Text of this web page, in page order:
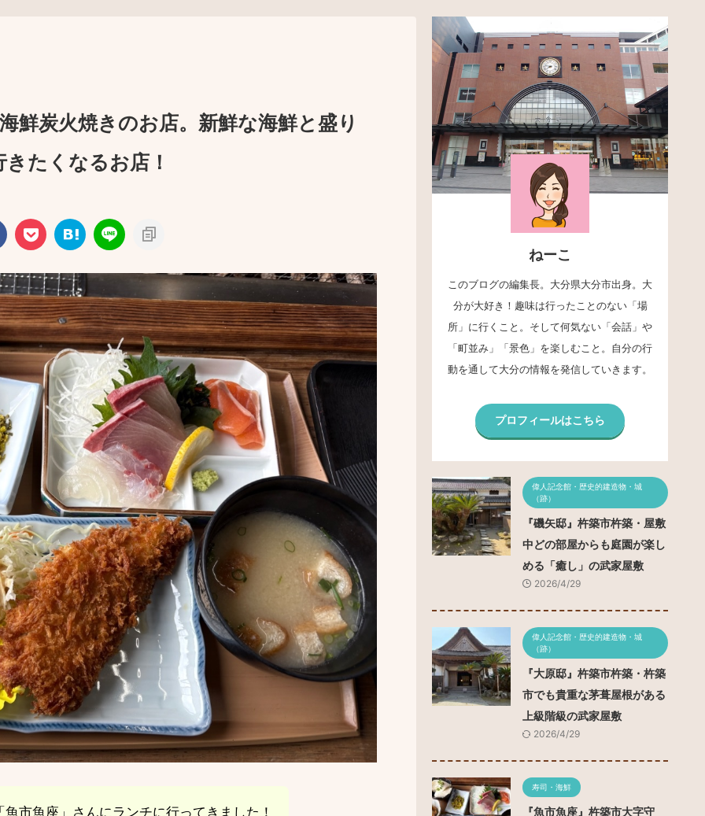
鮮炭火焼きのお店。新鮮な海鮮と盛り
たくなるお店！
市魚座」さんにランチに行ってきました！
ねーこ
このブログの編集長。大分県大分市出身。大
分が大好き！趣味は行ったことのない「場
所」に行くこと。そして何気ない「会話」や
「町並み」「景色」を楽しむこと。自分の行
動を通して大分の情報を発信していきます。
プロフィールはこちら
偉人記念館・歴史的建造物・城
（跡）
『磯矢邸』杵築市杵築・屋敷
中どの部屋からも庭園が楽し
める「癒し」の武家屋敷
2026/4/29
偉人記念館・歴史的建造物・城
（跡）
『大原邸』杵築市杵築・杵築
市でも貴重な茅葺屋根がある
上級階級の武家屋敷
2026/4/29
寿司・海鮮
『魚市魚座』杵築市大字守